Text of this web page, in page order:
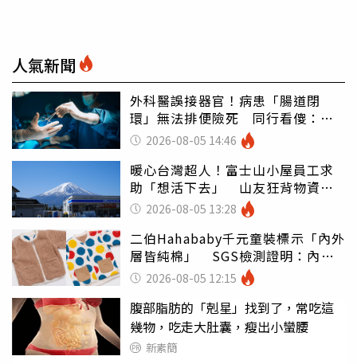
人氣新聞
外科醫誤接器官！病患「腸道閉
環」無法排便險死 同行看傻：糟
糕至極
2026-08-05 14:46
暖心台灣超人！富士山小屋員工求
助「想活下去」 山友狂背物資上
山：台灣真的是寶島
2026-08-05 13:28
二伯Hahababy千元童裝標示「內外
層皆純棉」 SGS檢測證明：內裡
100%聚酯纖維
2026-08-05 12:15
腹部脂肪的「剋星」找到了，常吃這
幾物，吃走大肚囊，瘦出小蠻腰
新素簡